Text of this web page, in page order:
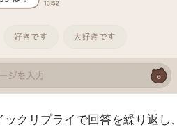
ックリプライで回答を繰り返